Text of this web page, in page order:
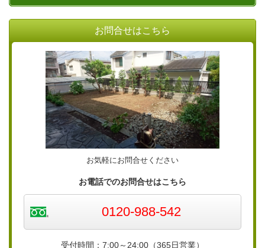
お問合せはこちら
お気軽にお問合せください
お電話でのお問合せはこちら
0120-988-542
受付時間：7:00～24:00（365日営業）